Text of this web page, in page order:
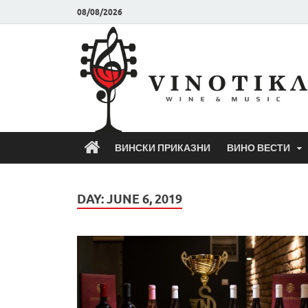
08/08/2026
ВИНСКИ ПРИКАЗНИ ВИНО ВЕСТИ
DAY:JUNE 6, 2019